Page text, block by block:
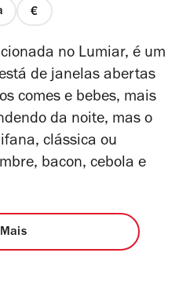
preço
de
4
no Lumiar, é um
de janelas abertas
comes e bebes, mais
da noite, mas o
clássica ou
bacon, cebola e